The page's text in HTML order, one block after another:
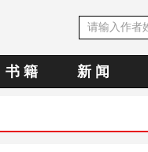
书 籍 新 闻